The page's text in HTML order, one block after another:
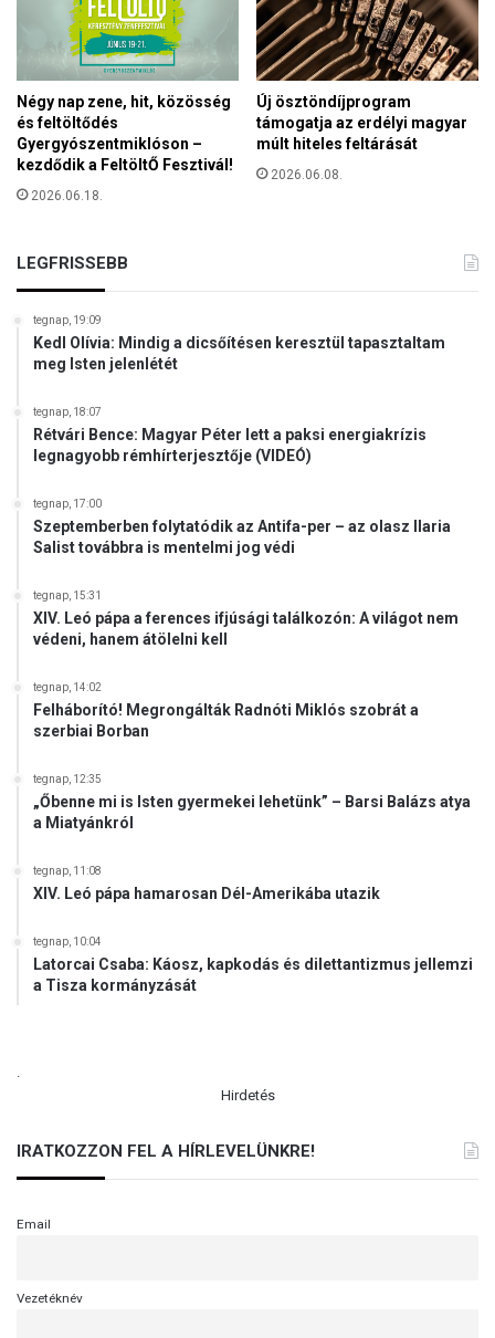
a
l
k
a
m
l
a
n
a
Négy nap zene, hit, közösség
és feltöltődés
Gyergyószentmiklóson –
kezdődik a FeltöltŐ Fesztivál!
2026.06.18.
Új ösztöndíjprogram
támogatja az erdélyi magyar
múlt hiteles feltárását
2026.06.08.
LEGFRISSEBB
tegnap, 19:09
Kedl Olívia: Mindig a dicsőítésen keresztül tapasztaltam
meg Isten jelenlétét
tegnap, 18:07
Rétvári Bence: Magyar Péter lett a paksi energiakrízis
legnagyobb rémhírterjesztője (VIDEÓ)
tegnap, 17:00
Szeptemberben folytatódik az Antifa-per – az olasz Ilaria
Salist továbbra is mentelmi jog védi
tegnap, 15:31
XIV. Leó pápa a ferences ifjúsági találkozón: A világot nem
védeni, hanem átölelni kell
tegnap, 14:02
Felháborító! Megrongálták Radnóti Miklós szobrát a
szerbiai Borban
tegnap, 12:35
„Őbenne mi is Isten gyermekei lehetünk” – Barsi Balázs atya
a Miatyánkról
tegnap, 11:08
XIV. Leó pápa hamarosan Dél-Amerikába utazik
tegnap, 10:04
Latorcai Csaba: Káosz, kapkodás és dilettantizmus jellemzi
a Tisza kormányzását
Hirdetés
IRATKOZZON FEL A HÍRLEVELÜNKRE!
Email
Vezetéknév